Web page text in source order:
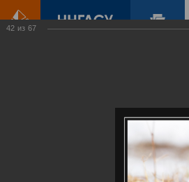
Фотогалерея
42 из 67